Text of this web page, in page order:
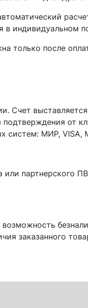
в индивидуальном
только после
Счет
от
систем: МИР, VISA,
или партнерского
заказанного